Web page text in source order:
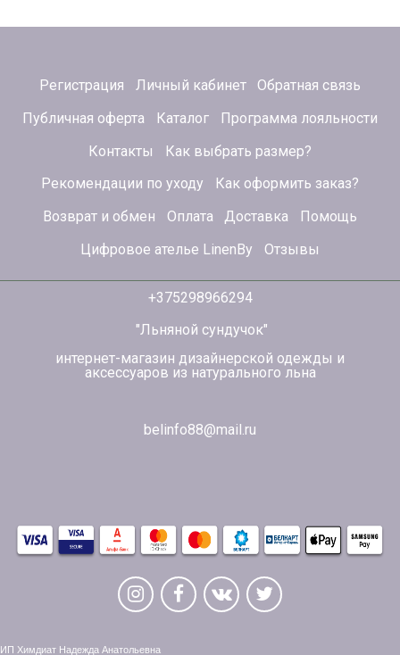
Регистрация Личный кабинет
Обратная связь
Публичная оферта
Каталог
Программа лояльности
Контакты
Как выбрать размер?
Рекомендации по уходу
Как оформить заказ?
Возврат и обмен
Оплата Доставка
Помощь
Цифровое ателье LinenBy
Отзывы
+375298966294
"Льняной сундучок"
интернет-магазин дизайнерской одежды и
аксессуаров из натурального льна
belinfo88@mail.ru
ИП Химдиат Надежда Анатольевна